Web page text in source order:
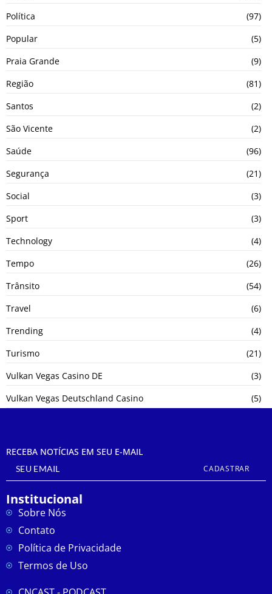
Política
(97)
Popular
(5)
Praia Grande
(9)
Região
(81)
Santos
(2)
São Vicente
(2)
Saúde
(96)
Segurança
(21)
Social
(3)
Sport
(3)
Technology
(4)
Tempo
(26)
Trânsito
(54)
Travel
(6)
Trending
(4)
Turismo
(21)
Vulkan Vegas Casino DE
(3)
Vulkan Vegas Deutschland Casino
(5)
RECEBA NOTÍCIAS EM SEU E-MAIL
CADASTRAR
Institucional
Sobre Nós
Contato
Política de Privacidade
Termos de Uso